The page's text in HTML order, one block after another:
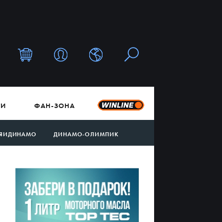
ФАН-ЗОНА
ДИНАМО-ОЛИМПИК